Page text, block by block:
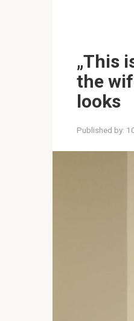
„This
the
looks
Published by: